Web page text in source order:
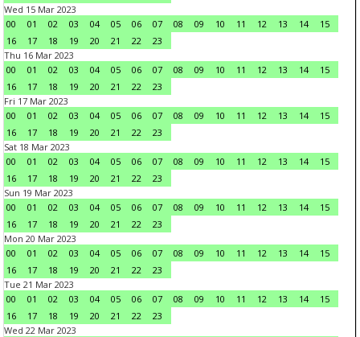
Wed 15 Mar 2023
00
01 02 03 04 05 06 07 08 09 10 11 12 13 14
15
16
17 18 19 20 21 22
23
Thu 16 Mar 2023
00
01 02 03 04 05 06 07 08 09 10 11 12 13 14
15
16
17 18 19 20 21 22
23
Fri 17 Mar 2023
00
01 02 03 04 05 06 07 08 09 10 11 12 13 14
15
16
17 18 19 20 21 22
23
Sat 18 Mar 2023
00
01 02 03 04 05 06 07 08 09 10 11 12 13 14
15
16
17 18 19 20 21 22
23
Sun 19 Mar 2023
00
01 02 03 04 05 06 07 08 09 10 11 12 13 14
15
16
17 18 19 20 21 22
23
Mon 20 Mar 2023
00
01 02 03 04 05 06 07 08 09 10 11 12 13 14
15
16
17 18 19 20 21 22
23
Tue 21 Mar 2023
00
01 02 03 04 05 06 07 08 09 10 11 12 13 14
15
16
17 18 19 20 21 22
23
Wed 22 Mar 2023